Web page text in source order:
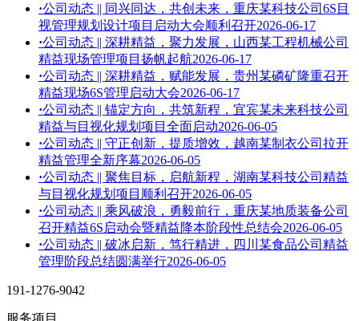
·公司动态 || 同兴同达，共创未来，重庆某科技公司6S目
视管理规划设计项目启动大会顺利召开2026-06-17
·公司动态 || 深耕精益，聚力发展，山西某工程机械公司
精益现场管理项目扬帆起航2026-06-17
·公司动态 || 深耕精益，赋能发展，贵州某磷矿隆重召开
精益现场6S管理启动大会2026-06-17
·公司动态 || 锚定方向，共筑新程，宜宾某未来科技公司
精益与目视化规划项目全面启动2026-06-05
·公司动态 || 守正创新，提质增效，越南某制衣公司拉开
精益管理全新序幕2026-06-05
·公司动态 || 聚焦目标，启航新程，湖南某科技公司精益
与目视化规划项目顺利召开2026-06-05
·公司动态 || 乘风破浪，勇毅前行，重庆某地质装备公司
召开精益6S启动会暨精益降本阶段性总结会2026-06-05
·公司动态 || 破冰启新，笃行精进，四川某食品公司精益
管理阶段总结圆满举行2026-06-05
191-1276-9042
服务项目